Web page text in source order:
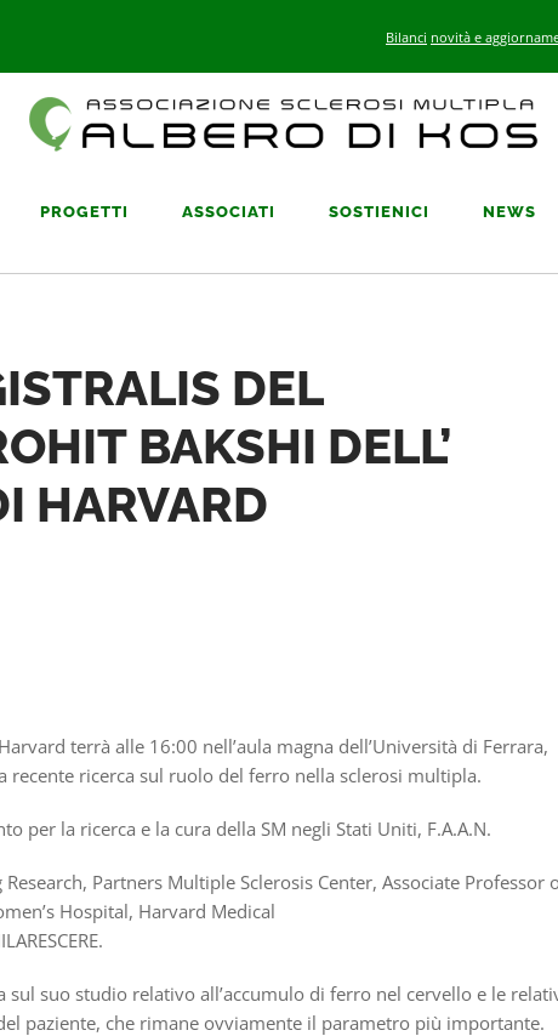
Bilanci novità e
PROGETTI ASSOCIATI SOSTIENICI NEWS
DEL
BAKSHI DELL’
HARVARD
terrà alle 16:00 nell’aula magna dell’Università di Ferrara,
recente ricerca sul ruolo del ferro nella sclerosi multipla.
per la ricerca e la cura della SM negli Stati Uniti, F.A.A.N.
Partners Multiple Sclerosis Center, Associate Professor
Hospital, Harvard Medical
sul suo studio relativo all’accumulo di ferro nel cervello e le
paziente, che rimane ovviamente il parametro più importante.